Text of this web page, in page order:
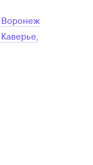
Воронеж
Каверье,